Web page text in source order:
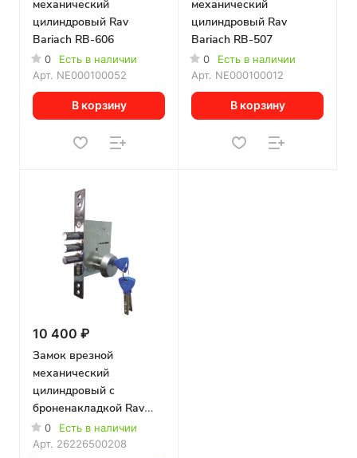
механический
цилиндровый Rav
Bariach RB-606
0
Есть в наличии
Арт. NE000100052
В корзину
механический
цилиндровый Rav
Bariach RB-507
0
Есть в наличии
Арт. NE000100012
В корзину
10 400 ₽
Замок врезной
механический
цилиндровый с
броненакладкой Rav
Bariach R80
0
Есть в наличии
Арт. 26226500208